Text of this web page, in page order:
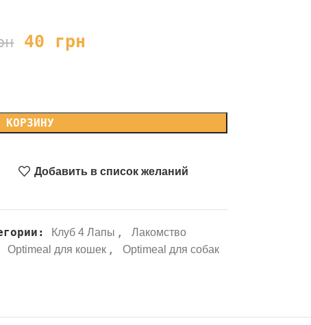
40 грн
КОРЗИНУ
Добавить в список желаний
Клуб 4 Лапы , Лакомство
Optimeal для кошек , Optimeal для собак